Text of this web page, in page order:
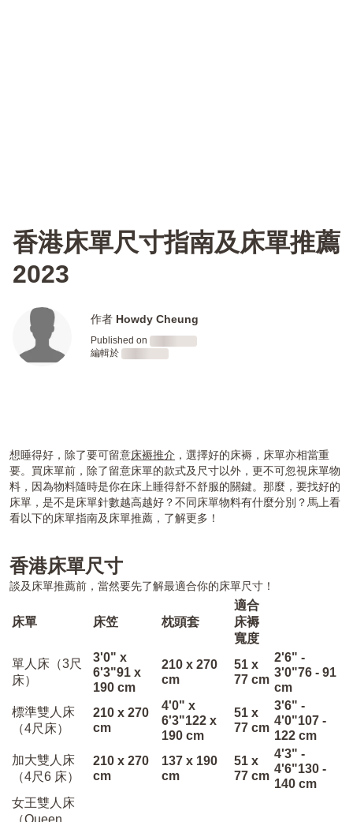
香港床單尺寸指南及床單推薦
2023
作者 Howdy Cheung
Published on
編輯於
想睡得好，除了要可留意床褥推介 ，選擇好的床褥，床單亦相當重
要。買床單前，除了留意床單的款式及尺寸以外，更不可忽視床單物
料，因為物料隨時是你在床上睡得舒不舒服的關鍵。那麼，要找好的
床單，是不是床單針數越高越好？不同床單物料有什麼分別？馬上看
看以下的床單指南及床單推薦，了解更多！
香港床單尺寸
談及床單推薦前，當然要先了解最適合你的床單尺寸！
床單 床笠 枕頭套
適合
床褥
寬度
單人床（3尺
床）
3'0" x
6'3"91 x
190 cm
210 x 270
cm
51 x
77 cm
2'6" -
3'0"76 - 91
cm
標準雙人床
（4尺床）
210 x 270
cm
4'0" x
6'3"122 x
190 cm
51 x
77 cm
3'6" -
4'0"107 -
122 cm
加大雙人床
（4尺6 床）
210 x 270
cm
137 x 190
cm
51 x
77 cm
4'3" -
4'6"130 -
140 cm
女王雙人床